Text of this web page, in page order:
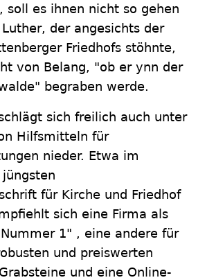
soll es ihnen nicht so gehen
der angesichts der
Friedhofs stöhnte,
von Belang, "ob er ynn der
begraben werde.
sich freilich auch unter
Hilfsmitteln für
nieder. Etwa im
für Kirche und Friedhof
sich eine Firma als
1" , eine andere für
und preiswerten
und eine Online-